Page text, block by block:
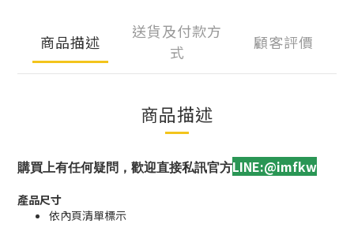
商品描述
送貨及付款方
式
顧客評價
商品描述
購買上有任何疑問，歡迎直接私訊官方LINE:@imfkw
產品尺寸
依內頁清單標示